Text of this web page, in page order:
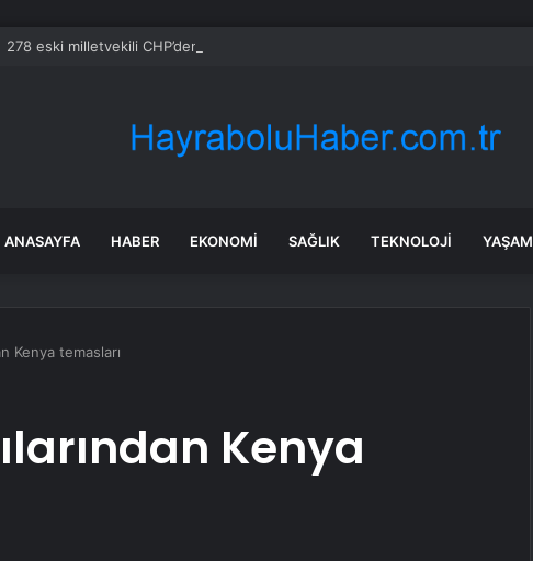
278 eski milletvekili CHP’den istifa etti
ANASAYFA HABER EKONOMI SAĞLIK TEKNOLOJI YAŞAM
Kenya temasları
Kenya